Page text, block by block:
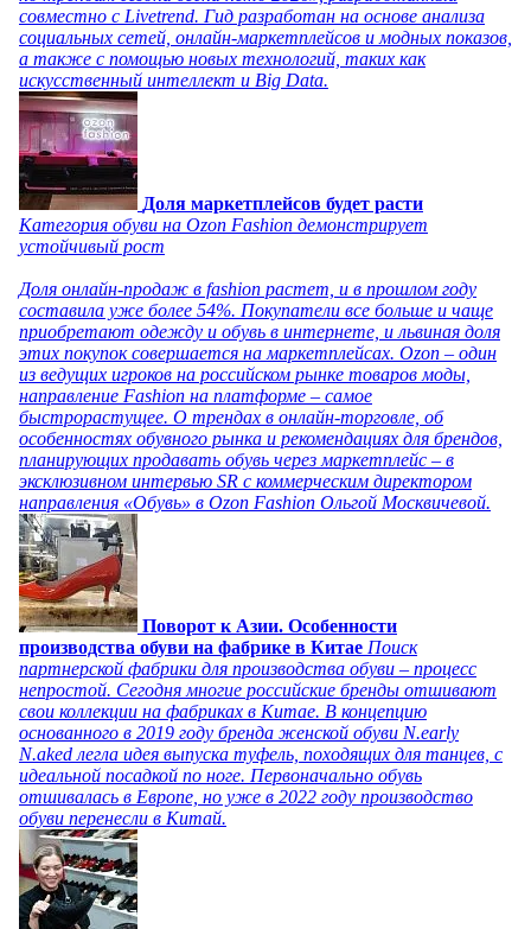
совместно с Livetrend. Гид разработан на основе анализа
социальных сетей, онлайн-маркетплейсов и модных показов,
а также с помощью новых технологий, таких как
искусственный интеллект и Big Data.
Доля маркетплейсов будет расти
Категория обуви на Ozon Fashion демонстрирует
устойчивый рост
Доля онлайн-продаж в fashion растет, и в прошлом году
составила уже более 54%. Покупатели все больше и чаще
приобретают одежду и обувь в интернете, и львиная доля
этих покупок совершается на маркетплейсах. Ozon – один
из ведущих игроков на российском рынке товаров моды,
направление Fashion на платформе – самое
быстрорастущее. О трендах в онлайн-торговле, об
особенностях обувного рынка и рекомендациях для брендов,
планирующих продавать обувь через маркетплейс – в
эксклюзивном интервью SR с коммерческим директором
направления «Обувь» в Ozon Fashion Ольгой Москвичевой.
Поворот к Азии. Особенности
производства обуви на фабрике в Китае Поиск
партнерской фабрики для производства обуви – процесс
непростой. Сегодня многие российские бренды отшивают
свои коллекции на фабриках в Китае. В концепцию
основанного в 2019 году бренда женской обуви N.early
N.aked легла идея выпуска туфель, походящих для танцев, с
идеальной посадкой по ноге. Первоначально обувь
отшивалась в Европе, но уже в 2022 году производство
обуви перенесли в Китай.